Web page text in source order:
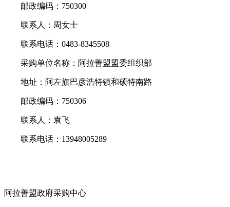
邮政编码：750300
联系人：周女士
联系电话：0483-8345508
采购单位名称：阿拉善盟盟委组织部
地址：阿左旗巴彦浩特镇和硕特南路
邮政编码：750306
联系人：袁飞
联系电话：13948005289
阿拉善盟政府采购中心